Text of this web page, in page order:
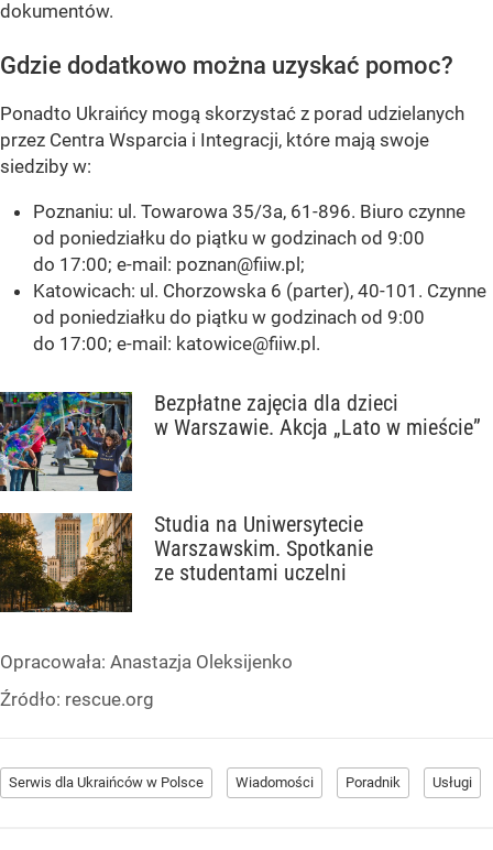
dokumentów.
Gdzie dodatkowo można uzyskać pomoc?
Ponadto Ukraińcy mogą skorzystać z porad udzielanych
przez Centra Wsparcia i Integracji, które mają swoje
siedziby w:
Poznaniu: ul. Towarowa 35/3a, 61-896. Biuro czynne
od poniedziałku do piątku w godzinach od 9:00
do 17:00; e-mail: poznan@fiiw.pl ;
Katowicach: ul. Chorzowska 6 (parter), 40-101. Czynne
od poniedziałku do piątku w godzinach od 9:00
do 17:00; e-mail: katowice@fiiw.pl .
Bezpłatne zajęcia dla dzieci
w Warszawie. Akcja „Lato w mieście”
Studia na Uniwersytecie
Warszawskim. Spotkanie
ze studentami uczelni
Opracowała: Anastazja Oleksijenko
Źródło: rescue.org
Serwis dla Ukraińców w Polsce Wiadomości Poradnik Usługi